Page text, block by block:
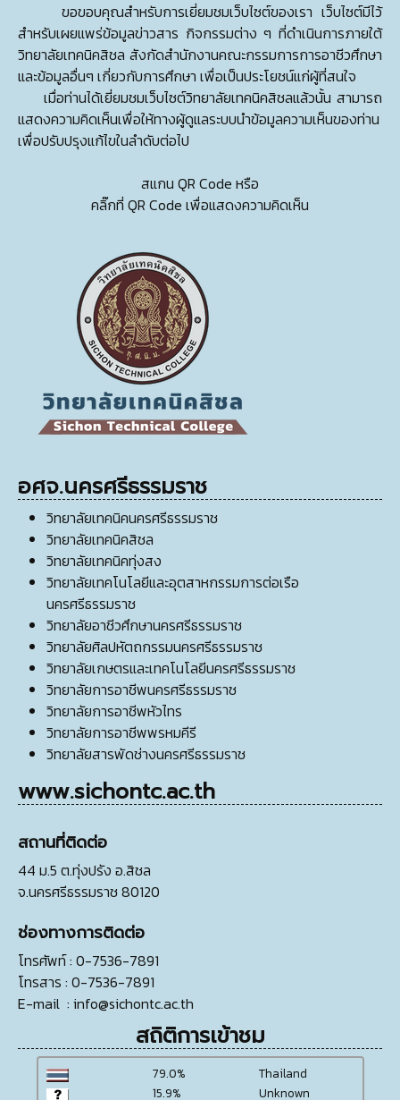
ขอขอบคุณสำหรับการเยี่ยมชมเว็บไซต์ของเรา เว็บไซต์มีไว้
สำหรับเผยแพร่ข้อมูลข่าวสาร กิจกรรมต่าง ๆ ที่ดำเนินการภายใต้
วิทยาลัยเทคนิคสิชล สังกัดสำนักงานคณะกรรมการการอาชีวศึกษา
และข้อมูลอื่นๆ เกี่ยวกับการศึกษา เพื่อเป็นประโยชน์แก่ผู้ที่สนใจ
เมื่อท่านได้เยี่ยมชมเว็บไซต์วิทยาลัยเทคนิคสิชลแล้วนั้น สามารถ
แสดงความคิดเห็นเพื่อให้ทางผู้ดูแลระบบนำข้อมูลความเห็นของท่าน
เพื่อปรับปรุงแก้ไขในลำดับต่อไป
สแกน QR Code หรือ
คลิ๊กที่ QR Code เพื่อแสดงความคิดเห็น
อศจ.นครศรีธรรมราช
วิทยาลัยเทคนิคนครศรีธรรมราช
วิทยาลัยเทคนิคสิชล
วิทยาลัยเทคนิคทุ่งสง
วิทยาลัยเทคโนโลยีและอุตสาหกรรมการต่อเรือ
นครศรีธรรมราช
วิทยาลัยอาชีวศึกษานครศรีธรรมราช
วิทยาลัยศิลปหัตถกรรมนครศรีธรรมราช
วิทยาลัยเกษตรและเทคโนโลยีนครศรีธรรมราช
วิทยาลัยการอาชีพนครศรีธรรมราช
วิทยาลัยการอาชีพหัวไทร
วิทยาลัยการอาชีพพรหมคีรี
วิทยาลัยสารพัดช่างนครศรีธรรมราช
www.sichontc.ac.th
สถานที่ติดต่อ
44 ม.5 ต.ทุ่งปรัง อ.สิชล
จ.นครศรีธรรมราช 80120
ช่องทางการติดต่อ
โทรศัพท์: 0-7536-7891
โทรสาร : 0-7536-7891
E-mail : info@sichontc.ac.th
สถิติการเข้าชม
79.0%
Thailand
15.9%
Unknown